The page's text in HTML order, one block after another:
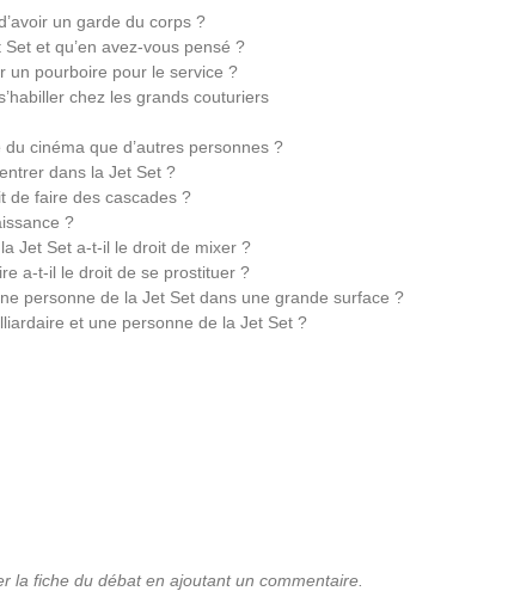
un garde du corps ?
et qu’en avez-vous pensé ?
un pourboire pour le service ?
chez les grands couturiers
cinéma que d’autres personnes ?
dans la Jet Set ?
de faire des cascades ?
?
Jet Set a-t-il le droit de mixer ?
a-t-il le droit de se prostituer ?
personne de la Jet Set dans une grande surface ?
et une personne de la Jet Set ?
la fiche du débat en ajoutant un commentaire.